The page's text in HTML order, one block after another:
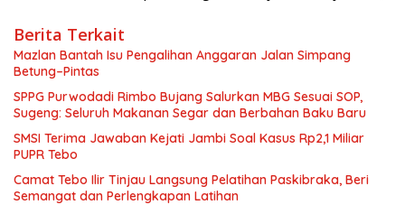
Berita Terkait
Mazlan Bantah Isu Pengalihan Anggaran Jalan Simpang
Betung–Pintas
SPPG Purwodadi Rimbo Bujang Salurkan MBG Sesuai SOP,
Sugeng: Seluruh Makanan Segar dan Berbahan Baku Baru
SMSI Terima Jawaban Kejati Jambi Soal Kasus Rp2,1 Miliar
PUPR Tebo
Camat Tebo Ilir Tinjau Langsung Pelatihan Paskibraka, Beri
Semangat dan Perlengkapan Latihan